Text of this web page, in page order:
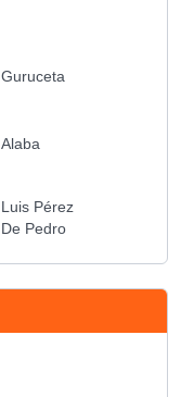
Guruceta
Alaba
Luis Pérez
De Pedro